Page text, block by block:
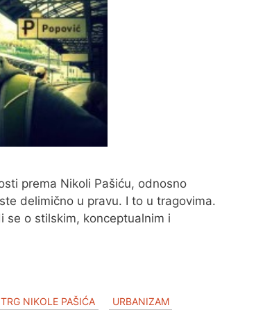
prema Nikoli Pašiću, odnosno
delimično u pravu. I to u tragovima.
se o stilskim, konceptualnim i
TRG NIKOLE PAŠIĆA URBANIZAM